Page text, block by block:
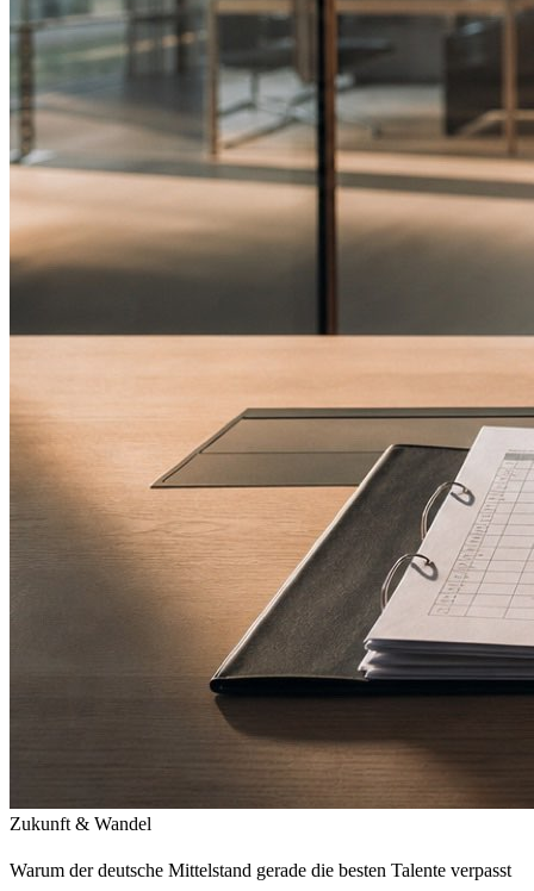
Zukunft & Wandel
Warum der deutsche Mittelstand gerade die besten Talente verpasst